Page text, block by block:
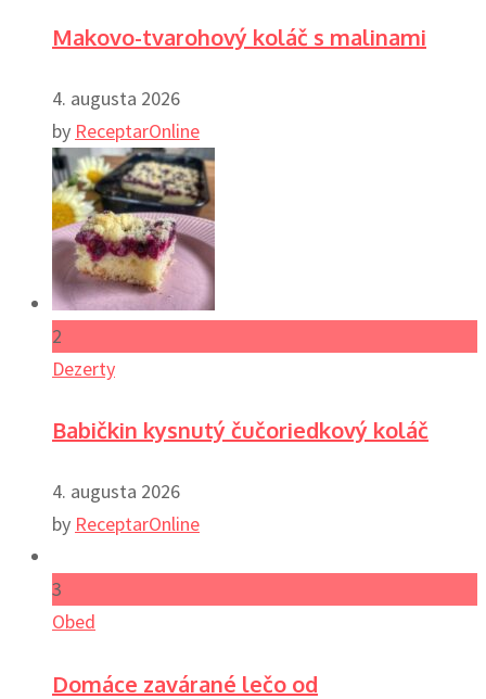
Makovo-tvarohový koláč s malinami
4. augusta 2026
by ReceptarOnline
2
Dezerty
Babičkin kysnutý čučoriedkový koláč
4. augusta 2026
by ReceptarOnline
3
Obed
Domáce zavárané lečo od